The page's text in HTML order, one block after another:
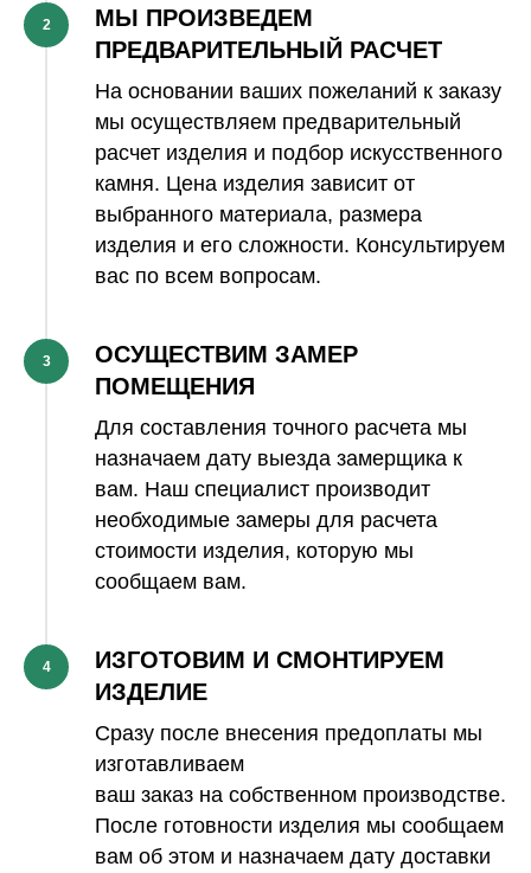
2
МЫ ПРОИЗВЕДЕМ
ПРЕДВАРИТЕЛЬНЫЙ РАСЧЕТ
На основании ваших пожеланий к заказу
мы осуществляем предварительный
расчет изделия и подбор искусственного
камня. Цена изделия зависит от
выбранного материала, размера
изделия и его сложности. Консультируем
вас по всем вопросам.
3
ОСУЩЕСТВИМ ЗАМЕР
ПОМЕЩЕНИЯ
Для составления точного расчета мы
назначаем дату выезда замерщика к
вам. Наш специалист производит
необходимые замеры для расчета
стоимости изделия, которую мы
сообщаем вам.
4
ИЗГОТОВИМ И СМОНТИРУЕМ
ИЗДЕЛИЕ
Сразу после внесения предоплаты мы
изготавливаем
ваш заказ на собственном производстве.
После готовности изделия мы сообщаем
вам об этом и назначаем дату доставки